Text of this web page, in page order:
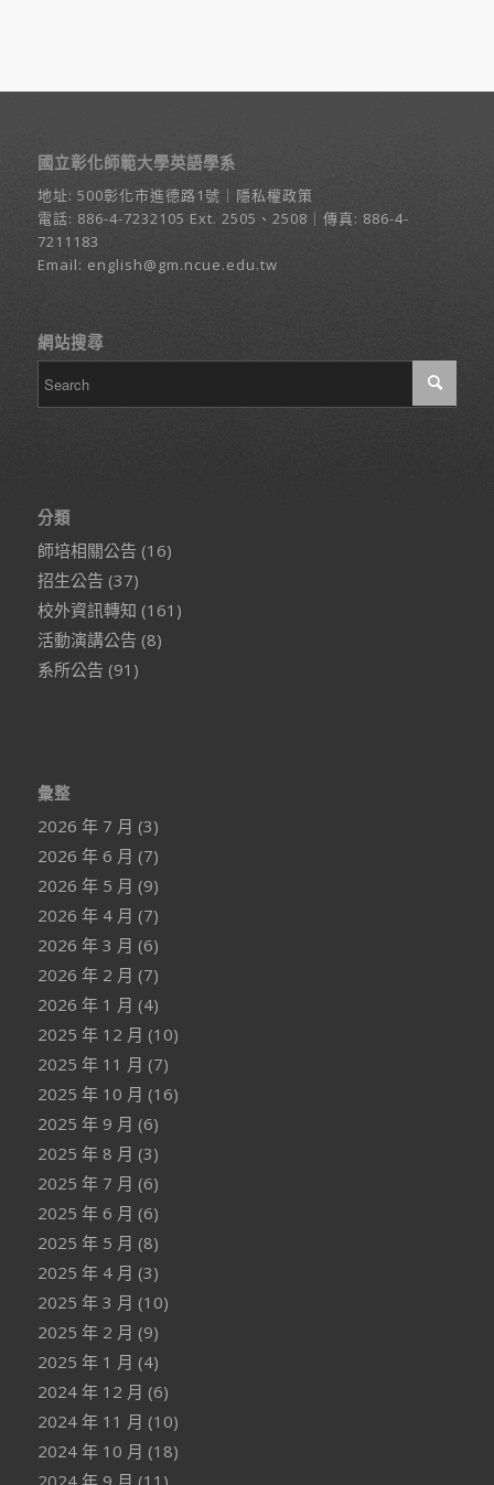
國立彰化師範大學英語學系
地址: 500彰化市進德路1號 ｜ 隱私權政策
電話: 886-4-7232105 Ext. 2505、2508｜傳真: 886-4-
7211183
Email: english@gm.ncue.edu.tw
網站搜尋
分類
師培相關公告 (16)
招生公告 (37)
校外資訊轉知 (161)
活動演講公告 (8)
系所公告 (91)
彙整
2026 年 7 月 (3)
2026 年 6 月 (7)
2026 年 5 月 (9)
2026 年 4 月 (7)
2026 年 3 月 (6)
2026 年 2 月 (7)
2026 年 1 月 (4)
2025 年 12 月 (10)
2025 年 11 月 (7)
2025 年 10 月 (16)
2025 年 9 月 (6)
2025 年 8 月 (3)
2025 年 7 月 (6)
2025 年 6 月 (6)
2025 年 5 月 (8)
2025 年 4 月 (3)
2025 年 3 月 (10)
2025 年 2 月 (9)
2025 年 1 月 (4)
2024 年 12 月 (6)
2024 年 11 月 (10)
2024 年 10 月 (18)
2024 年 9 月 (11)